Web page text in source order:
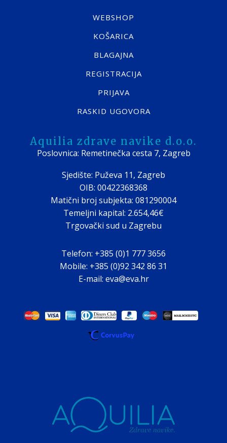
WEBSHOP
KOŠARICA
BLAGAJNA
REGISTRACIJA
PRIJAVA
RASKID UGOVORA
Aquilia zdrave navike d.o.o.
Poslovnica: Remetinečka cesta 7, Zagreb
Sjedište: Puževa 11, Zagreb
OIB: 00422368368
Matični broj subjekta: 081290004
Temeljni kapital: 2.654,46€
Trgovački sud u Zagrebu
Telefon: +385 (0)1 777 3656
Mobile: +385 (0)92 342 86 31
E-mail: eva@eva.hr